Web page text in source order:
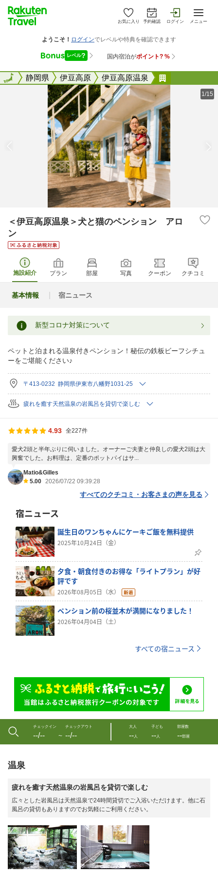
お気に入り 予約確認 ログイン メニュー
全国静岡県 伊豆高原 伊豆高原温泉
全国
1/15
＜伊豆高原温泉＞犬と猫のペンション アロ
ン
施設紹介 プラン 部屋 写真 クーポン クチコミ
基本情報 宿ニュース
新型コロナ対策について
ペットと泊まれる温泉付きペンション！秘伝の鉄板ビーフシチュ
ーをご堪能ください♪
〒413-0232 静岡県伊東市八幡野1031-25
疲れを癒す天然温泉の岩風呂を貸切で楽しむ
4.93 全227件
愛犬2頭と半年ぶりに伺いました。オーナーご夫妻と仲良しの愛犬2頭は大
興奮でした。お料理は、定番のポットパイはサ...
Matio&Gilles
5.00 2026/07/22 09:39:28
すべてのクチコミ・お客さまの声を見る
宿ニュース
誕生日のワンちゃんにケーキご飯を無料提供
2025年10月24日（金）
夕食・朝食付きのお得な「ライトプラン」が好
評です
2026年08月05日（水）
ペンション前の桜並木が満開になりました！
2026年04月04日（土）
すべての宿ニュース
チェックイン
--/-- 〜
チェックアウト
--/--
大人
--人
子ども
--人
部屋数
--部屋
温泉
疲れを癒す天然温泉の岩風呂を貸切で楽しむ
広々とした岩風呂は天然温泉で24時間貸切でご入浴いただけます。他に石
風呂の貸切もありますのでお気軽にご利用ください。